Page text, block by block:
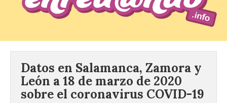
Datos en Salamanca, Zamora y
León a 18 de marzo de 2020
sobre el coronavirus COVID-19